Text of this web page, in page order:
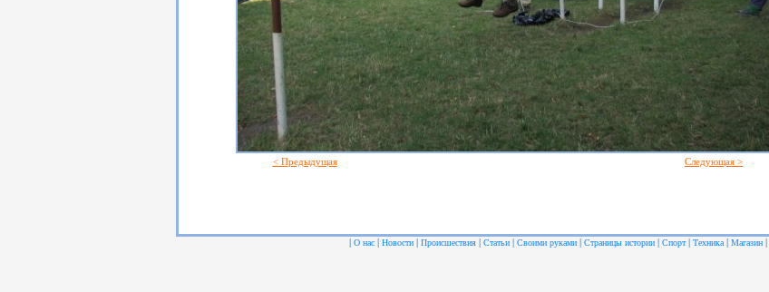
< Предыдущая Следующая >
| О нас | Новости | Происшествия | Статьи | Своими руками | Страницы истории | Спорт| Техника | Магазин |